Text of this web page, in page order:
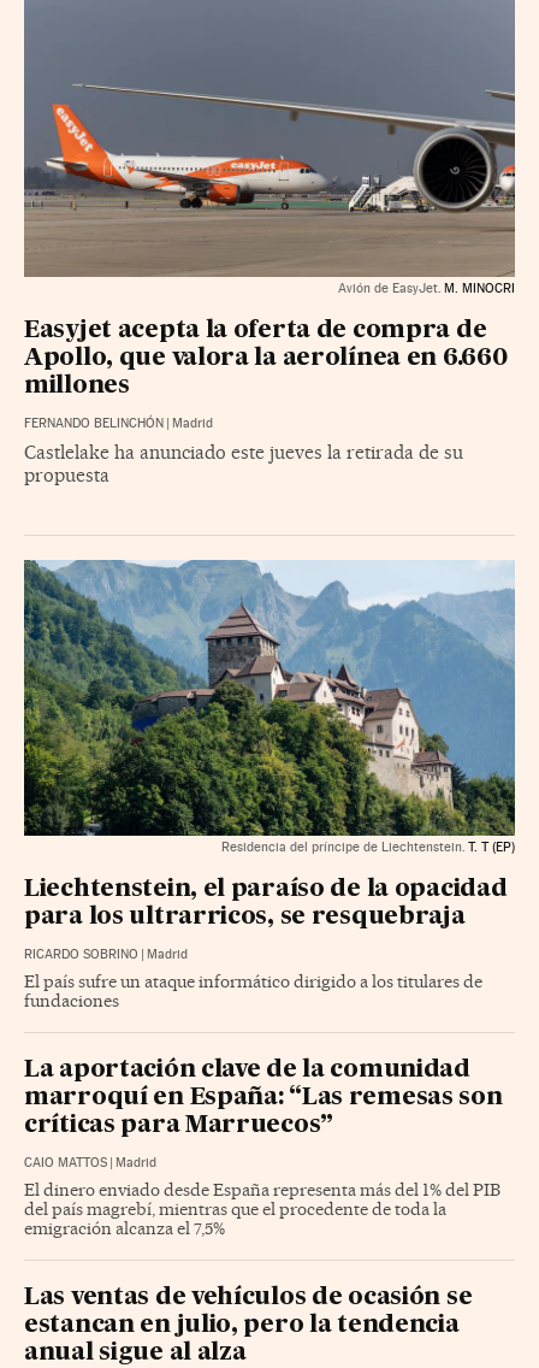
Avión de EasyJet. M. MINOCRI
Easyjet acepta la oferta de compra de
Apollo, que valora la aerolínea en 6.660
millones
FERNANDO BELINCHÓN | Madrid
Castlelake ha anunciado este jueves la retirada de su
propuesta
Residencia del príncipe de Liechtenstein. T. T (EP)
Liechtenstein, el paraíso de la opacidad
para los ultrarricos, se resquebraja
RICARDO SOBRINO Madrid
El país sufre un ataque informático dirigido a los titulares de
fundaciones
La aportación clave de la comunidad
marroquí en España: “Las remesas son
críticas para Marruecos”
CAIO MATTOS Madrid
El dinero enviado desde España representa más del 1% del PIB
del país magrebí, mientras que el procedente de toda la
emigración alcanza el 7,5%
Las ventas de vehículos de ocasión se
estancan en julio, pero la tendencia
anual sigue al alza